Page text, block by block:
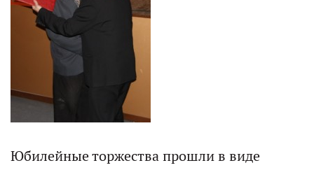
Юбилейные торжества прошли в виде